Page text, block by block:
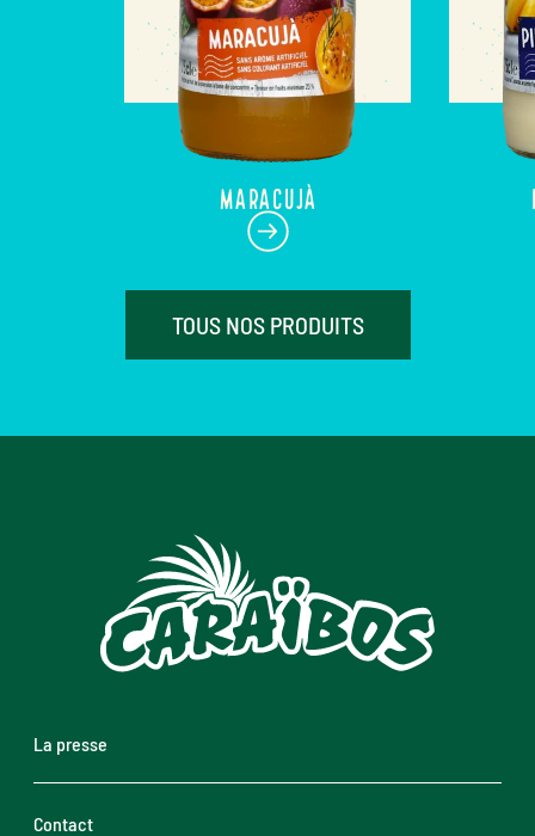
MARACUJÀ
TOUS NOS PRODUITS
La presse
Contact